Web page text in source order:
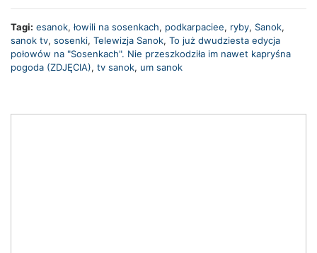
Tagi: esanok, łowili na sosenkach, podkarpaciee, ryby, Sanok,
sanok tv, sosenki, Telewizja Sanok, To już dwudziesta edycja
połowów na "Sosenkach". Nie przeszkodziła im nawet kapryśna
pogoda (ZDJĘCIA), tv sanok, um sanok